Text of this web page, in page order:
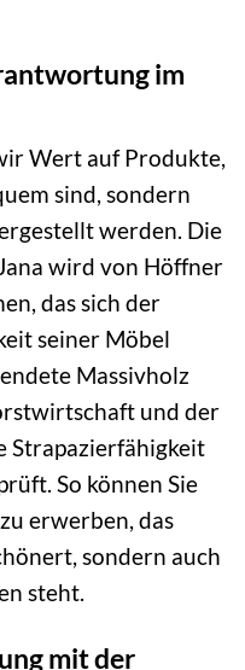
im
Wert auf Produkte,
sind, sondern
werden. Die
wird von Höffner
das sich der
seiner Möbel
Massivholz
und der
Strapazierfähigkeit
So können Sie
erwerben, das
sondern auch
steht.
mit der